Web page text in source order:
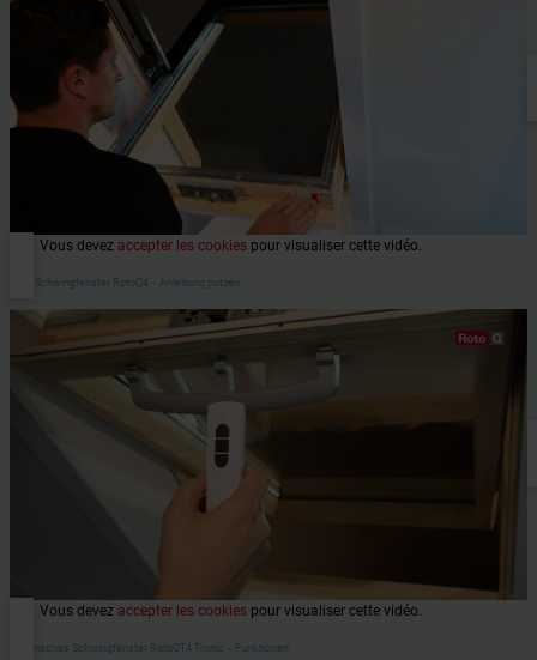
Vous devez accepter les cookies pour visualiser cette vidéo.
Roto Schwingfenster RotoQ4 ‒ Anleitung putzen
Vous devez accepter les cookies pour visualiser cette vidéo.
Elektrisches Schwingfenster RotoQT4 Tronic ‒ Funktionen